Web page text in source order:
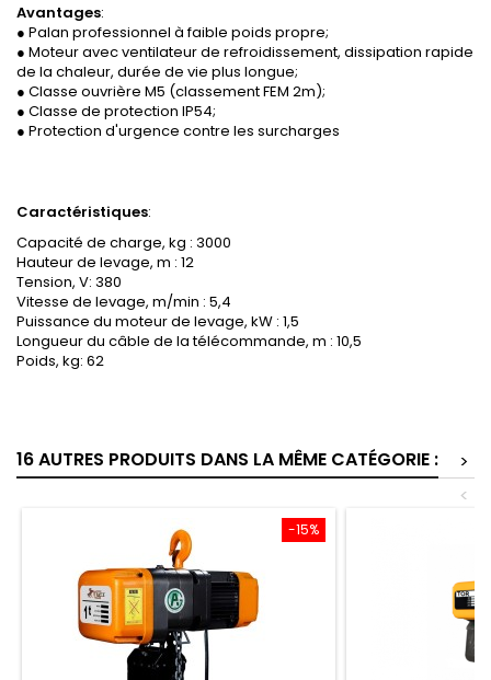
Avantages:
● Palan professionnel à faible poids propre;
● Moteur avec ventilateur de refroidissement, dissipation rapide
de la chaleur, durée de vie plus longue;
● Classe ouvrière M5 (classement FEM 2m);
● Classe de protection IP54;
● Protection d'urgence contre les surcharges
Caractéristiques:
Capacité de charge, kg : 3000
Hauteur de levage, m : 12
Tension, V: 380
Vitesse de levage, m/min : 5,4
Puissance du moteur de levage, kW : 1,5
Longueur du câble de la télécommande, m : 10,5
Poids, kg: 62
16 AUTRES PRODUITS DANS LA MÊME CATÉGORIE :
>
<
-15%